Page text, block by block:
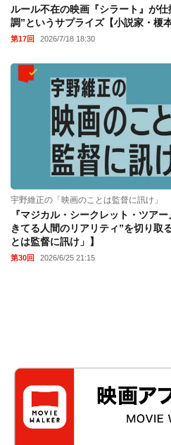
ルール不在の映画『シラート』が
調”というサプライズ【小説家・榎
第17回 2026/7/18 18:30
宇野維正の「映画のことは監督に訊け」
『マジカル・シークレット・ツア
きてる人間のリアリティ”を切り取
とは監督に訊け」】
第30回 2026/6/25 21:15